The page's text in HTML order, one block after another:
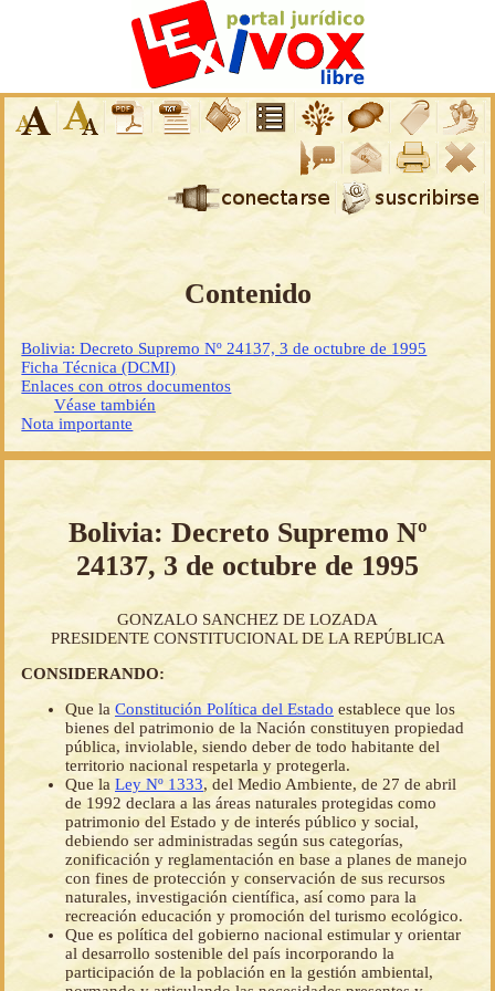
Contenido
Bolivia: Decreto Supremo Nº 24137, 3 de octubre de 1995
Ficha Técnica (DCMI)
Enlaces con otros documentos
Véase también
Nota importante
Bolivia: Decreto Supremo Nº
24137, 3 de octubre de 1995
GONZALO SANCHEZ DE LOZADA
PRESIDENTE CONSTITUCIONAL DE LA REPÚBLICA
CONSIDERANDO:
Que la Constitución Política del Estado establece que los
bienes del patrimonio de la Nación constituyen propiedad
pública, inviolable, siendo deber de todo habitante del
territorio nacional respetarla y protegerla.
Que la Ley Nº 1333, del Medio Ambiente, de 27 de abril
de 1992 declara a las áreas naturales protegidas como
patrimonio del Estado y de interés público y social,
debiendo ser administradas según sus categorías,
zonificación y reglamentación en base a planes de manejo
con fines de protección y conservación de sus recursos
naturales, investigación científica, así como para la
recreación educación y promoción del turismo ecológico.
Que es política del gobierno nacional estimular y orientar
al desarrollo sostenible del país incorporando la
participación de la población en la gestión ambiental,